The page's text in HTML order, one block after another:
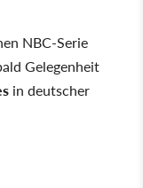
NBC-Serie
Gelegenheit
in deutscher